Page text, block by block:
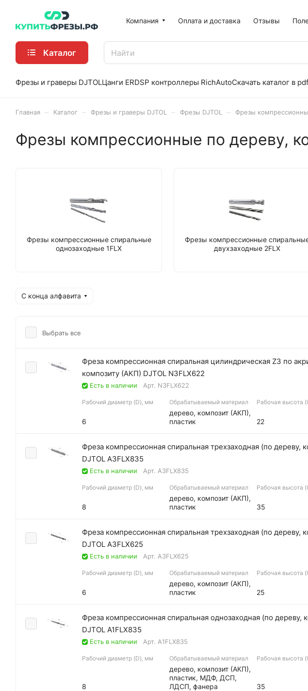
Компания Оплата и доставка Отзывы
Каталог
Фрезы и граверы DJTOLЦанги ERDSP контроллеры RichAutoСкачать каталог в pdf
Главная Каталог Фрезы и граверы DJTOL Фрезы DJTOL Фрезы
Фрезы компрессионные по дереву,
Фрезы компрессионные спиральные
однозаходные 1FLX
Фрезы компрессионные
двухзаходные 2FLX
С конца алфавита
Выбрать все
Фреза компрессионная спиральная цилиндрическая Z3 по
композиту (АКП) DJTOL N3FLX622
Есть в наличии Арт. N3FLX622
Рабочий диаметр (D), мм
6
Обрабатываемый материал
дерево, композит (АКП),
пластик
Рабочая высота
22
Фреза компрессионная спиральная трехзаходная (по дереву,
DJTOL A3FLX835
Есть в наличии Арт. A3FLX835
Рабочий диаметр (D), мм
8
Обрабатываемый материал
дерево, композит (АКП),
пластик
Рабочая высота
35
Фреза компрессионная спиральная трехзаходная (по дереву,
DJTOL A3FLX625
Есть в наличии Арт. A3FLX625
Рабочий диаметр (D), мм
6
Обрабатываемый материал
дерево, композит (АКП),
пластик
Рабочая высота
25
Фреза компрессионная спиральная однозаходная (по дереву,
DJTOL A1FLX835
Есть в наличии Арт. A1FLX835
Рабочий диаметр (D), мм
8
Обрабатываемый материал
дерево, композит (АКП),
пластик, МДФ, ДСП,
ЛДСП, фанера
Рабочая высота
35